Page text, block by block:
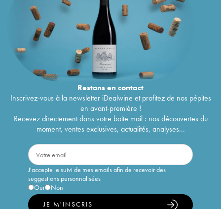
Restons encontact
Inscrivez-vous à la newsletter iDealwine et profitez de nos pépites
en avant-première !
Recevez directement dans votre boîte mail : nos découvertes du
moment, ventes exclusives, actualités, analyses...
J'accepte le suivi de mes emails afin de recevoir des
suggestions personnalisées
Oui
Non
JE M'INSCRIS